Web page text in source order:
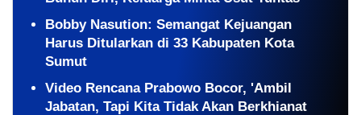
Bobby Nasution: Semangat Kejuangan
Harus Ditularkan di 33 Kabupaten Kota
Sumut
Video Rencana Prabowo Bocor, 'Ambil
Jabatan, Tapi Kita Tidak Akan Berkhianat